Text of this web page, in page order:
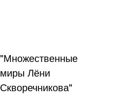
"Множественные
миры Лёни
Скворечникова"